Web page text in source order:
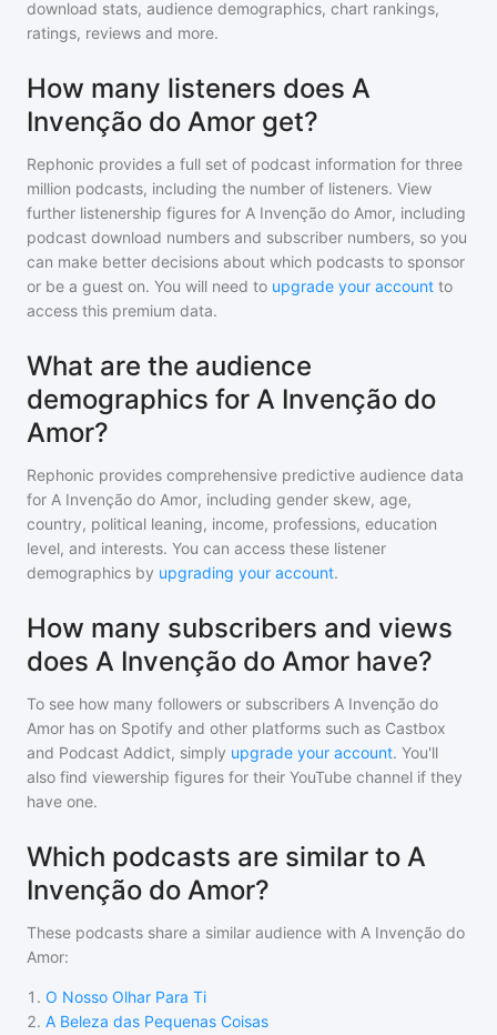
download stats, audience demographics, chart rankings,
ratings, reviews and more.
How many listeners does A
Invenção do Amor get?
Rephonic provides a full set of podcast information for three
million podcasts, including the number of listeners. View
further listenership figures for A Invenção do Amor, including
podcast download numbers and subscriber numbers, so you
can make better decisions about which podcasts to sponsor
or be a guest on. You will need to upgrade your account to
access this premium data.
What are the audience
demographics for A Invenção do
Amor?
Rephonic provides comprehensive predictive audience data
for A Invenção do Amor, including gender skew, age,
country, political leaning, income, professions, education
level, and interests. You can access these listener
demographics by upgrading your account.
How many subscribers and views
does A Invenção do Amor have?
To see how many followers or subscribers A Invenção do
Amor has on Spotify and other platforms such as Castbox
and Podcast Addict, simply upgrade your account. You'll
also find viewership figures for their YouTube channel if they
have one.
Which podcasts are similar to A
Invenção do Amor?
These podcasts share a similar audience with A Invenção do
Amor:
1 . O Nosso Olhar Para Ti
2. A Beleza das Pequenas Coisas